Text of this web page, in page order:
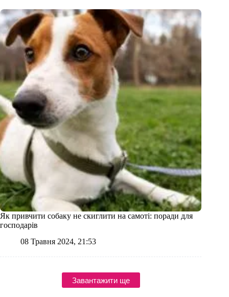
Як привчити собаку не скиглити на самоті: поради для
господарів
08 Травня 2024, 21:53
Завантажити ще